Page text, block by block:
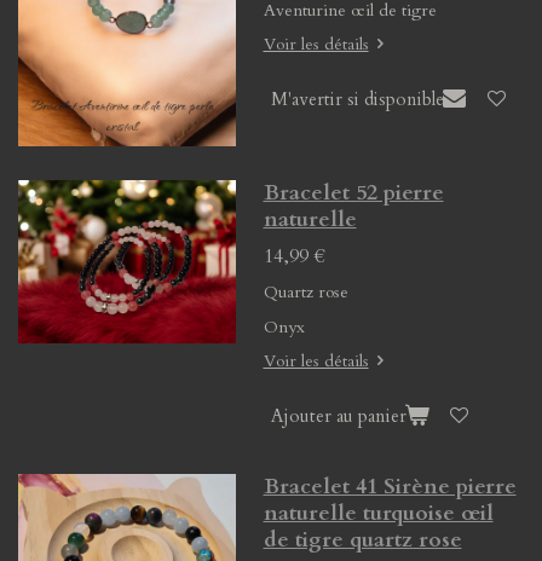
Aventurine œil de tigre
Voir les détails
M'avertir si disponible
Bracelet 52 pierre
naturelle
14,99 €
Quartz rose
Onyx
Voir les détails
Ajouter au panier
Bracelet 41 Sirène pierre
naturelle turquoise œil
de tigre quartz rose